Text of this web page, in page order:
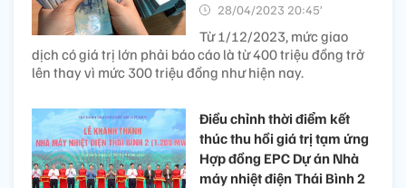
28/04/2023 20:45’
Từ 1/12/2023, mức giao
dịch có giá trị lớn phải báo cáo là từ 400 triệu đồng trở
lên thay vì mức 300 triệu đồng như hiện nay.
Điều chỉnh thời điểm kết
thúc thu hồi giá trị tạm ứng
Hợp đồng EPC Dự án Nhà
máy nhiệt điện Thái Bình 2